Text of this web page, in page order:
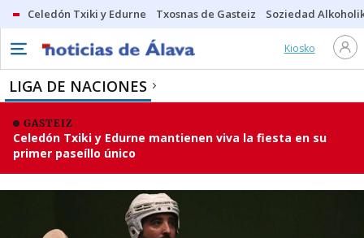
Celedón Txiki y Edurne Txosnas de Gasteiz Soziedad
Kiosko
LIGA DE NACIONES
GASTEIZ
Celedón Txiki y Edurne mantienen viva la fiesta en su
primer paseíllo único